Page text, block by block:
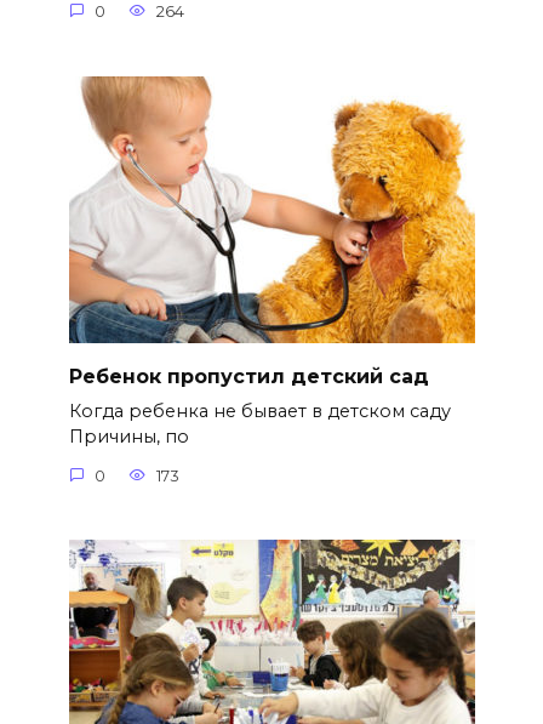
0 264
Ребенок пропустил детский сад
Когда ребенка не бывает в детском саду
Причины, по
0 173